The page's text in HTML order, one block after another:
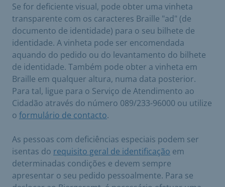
Se for deficiente visual, pode obter uma vinheta
transparente com os caracteres Braille "ad" (de
documento de identidade) para o seu bilhete de
identidade. A vinheta pode ser encomendada
aquando do pedido ou do levantamento do bilhete
de identidade. Também pode obter a vinheta em
Braille em qualquer altura, numa data posterior.
Para tal, ligue para o Serviço de Atendimento ao
Cidadão através do número 089/233-96000 ou utilize
o formulário de contacto.
As pessoas com deficiências especiais podem ser
isentas do requisito geral de identificação em
determinadas condições e devem sempre
apresentar o seu pedido pessoalmente. Para se